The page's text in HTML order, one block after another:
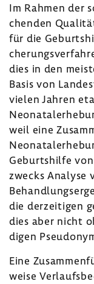
Im Rahmen der
chenden
für die
dies in den
Basis von
vielen Jahren
weil eine
Geburts­hilfe
zwecks Analyse
die derzei­tigen
dies aber nicht
digen
Eine
weise